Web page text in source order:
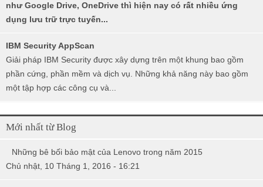
như Google Drive, OneDrive thì hiện nay có rất nhiều ứng
dụng lưu trữ trực tuyến...
IBM Security AppScan
Giải pháp IBM Security được xây dựng trên một khung bao gồm
phần cứng, phần mềm và dịch vụ. Những khả năng này bao gồm
một tập hợp các công cụ và...
Mới nhất từ Blog
Những bê bối bảo mật của Lenovo trong năm 2015
Chủ nhật, 10 Tháng 1, 2016 - 16:21